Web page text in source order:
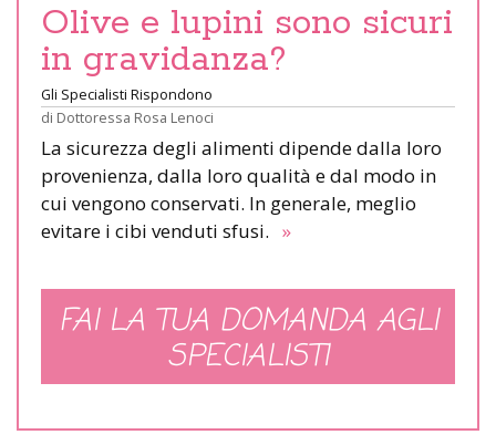
Olive e lupini sono sicuri
in gravidanza?
Gli Specialisti Rispondono
di Dottoressa Rosa Lenoci
La sicurezza degli alimenti dipende dalla loro
provenienza, dalla loro qualità e dal modo in
cui vengono conservati. In generale, meglio
evitare i cibi venduti sfusi. »
FAI LA TUA DOMANDA AGLI
SPECIALISTI